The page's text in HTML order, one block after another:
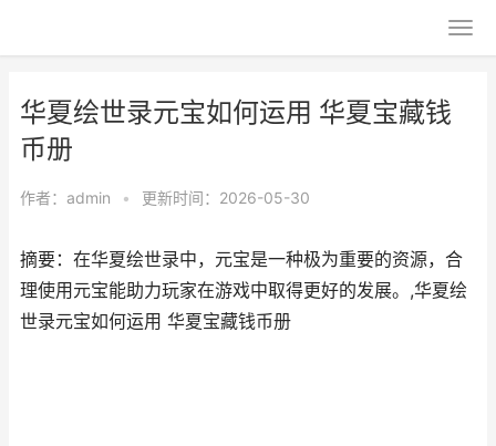
华夏绘世录元宝如何运用 华夏宝藏钱
币册
作者： admin • 更新时间：2026-05-30
摘要：在华夏绘世录中，元宝是一种极为重要的资源，合
理使用元宝能助力玩家在游戏中取得更好的发展。,华夏绘
世录元宝如何运用 华夏宝藏钱币册